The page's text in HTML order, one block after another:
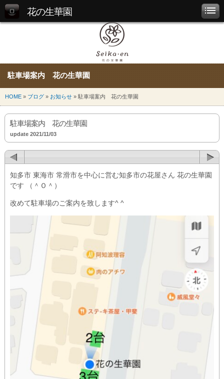
花の生華園
駐車場案内 花の生華園
HOME » ブログ » お知らせ » 駐車場案内 花の生華園
駐車場案内 花の生華園
update 2021/11/03
知多市 東海市 常滑市を中心に営む知多市の花屋さん 花の生華園
です （＾Ｏ＾）
改めて駐車場のご案内を致します^ ^